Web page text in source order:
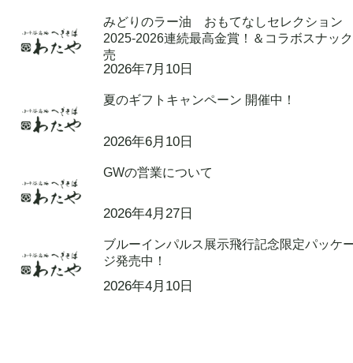
みどりのラー油 おもてなしセレクション
2025-2026連続最高金賞！＆コラボスナッ
売
2026年7月10日
夏のギフトキャンペーン 開催中！
2026年6月10日
GWの営業について
2026年4月27日
ブルーインパルス展示飛行記念限定パッケ
ジ発売中！
2026年4月10日